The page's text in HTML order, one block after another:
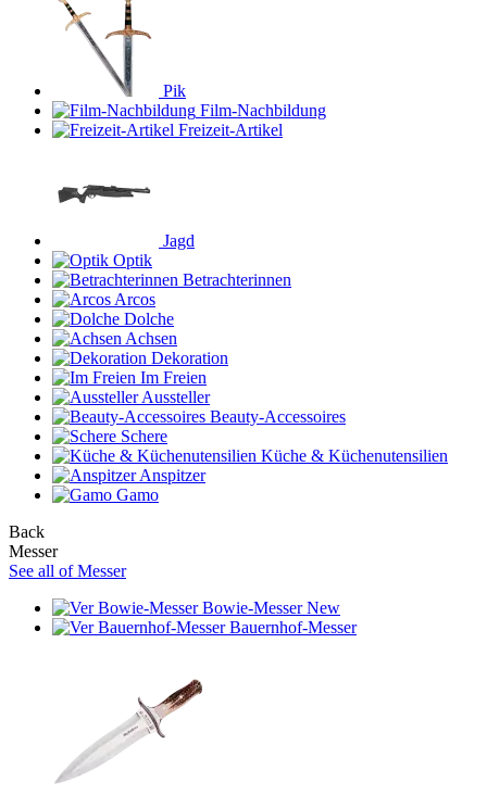
Pik
Film-Nachbildung
Freizeit-Artikel
Jagd
Optik
Betrachterinnen
Arcos
Dolche
Achsen
Dekoration
Im Freien
Aussteller
Beauty-Accessoires
Schere
Küche & Küchenutensilien
Anspitzer
Gamo
Back
Messer
See all of Messer
Bowie-MesserNew
Bauernhof-Messer